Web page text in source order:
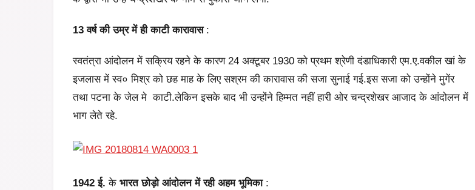
13 वर्ष की उम्र में ही काटी कारावास:
स्वतंत्रा आंदोलन में सक्रिय रहने के कारण 24 अक्टूबर 1930 को प्रथम श्रेणी दंडाधिकारी एम.ए.वकील खां के
इजलास में स्व० मिश्र को छह माह के लिए सश्रम की कारावास की सजा सुनाई गई.इस सजा को उन्होंने मुगेंर
तथा पटना के जेल मे काटी.लेकिन इसके बाद भी उन्होंने हिम्मत नहीं हारी ओर चन्द्रशेखर आजाद के आंदोलन में
भाग लेते रहे.
1942 ई. के भारत छोड़ो आंदोलन में रही अहम भूमिका: